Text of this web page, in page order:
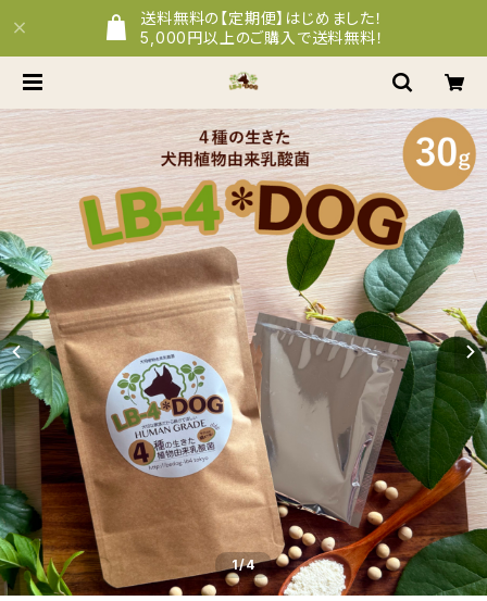
送料無料の【定期便】はじめました！
5,000円以上のご購入で送料無料！
1/4